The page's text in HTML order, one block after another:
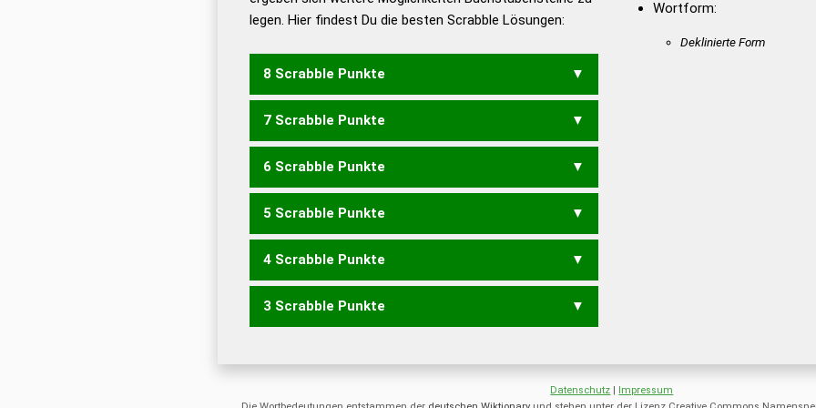
Duden – Deutsches
Universalwörterbuch
legen. Hier findest Du die besten Scrabble Lösungen:
8 Scrabble Punkte
EIMERS MEIERS MISERE
7 Scrabble Punkte
EIMER EMIRE EMIRS
MIERE REIME REIMS REMIS SEIME
6 Scrabble Punkte
EMIR EMSE MEER MIRS SEME
5 Scrabble Punkte
IMS MIR SEM REISE RIESE
4 Scrabble Punkte
EIER EIES EIRE EISE REIS
3 Scrabble Punkte
Wortform:
Deklinierte Form
Datenschutz | Impressum